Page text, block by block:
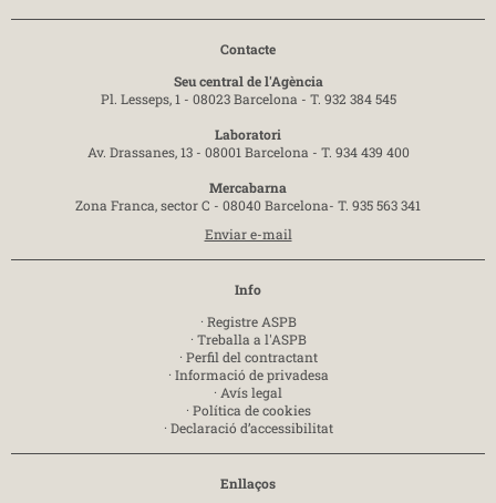
Contacte
Seu central de l'Agència
Pl. Lesseps, 1 - 08023 Barcelona - T. 932 384 545
Laboratori
Av. Drassanes, 13 - 08001 Barcelona - T. 934 439 400
Mercabarna
Zona Franca, sector C - 08040 Barcelona- T. 935 563 341
Enviar e-mail
Info
· Registre ASPB
· Treballa a l'ASPB
· Perfil del contractant
· Informació de privadesa
· Avís legal
· Política de cookies
· Declaració d’accessibilitat
Enllaços